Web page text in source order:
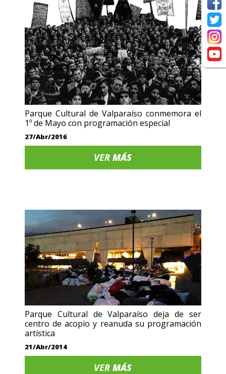
Parque Cultural de Valparaíso conmemora el
1º de Mayo con programación especial
27/Abr/2016
VERMÁS
Parque Cultural de Valparaíso deja de ser
centro de acopio y reanuda su programación
artística
21/Abr/2014
VERMÁS